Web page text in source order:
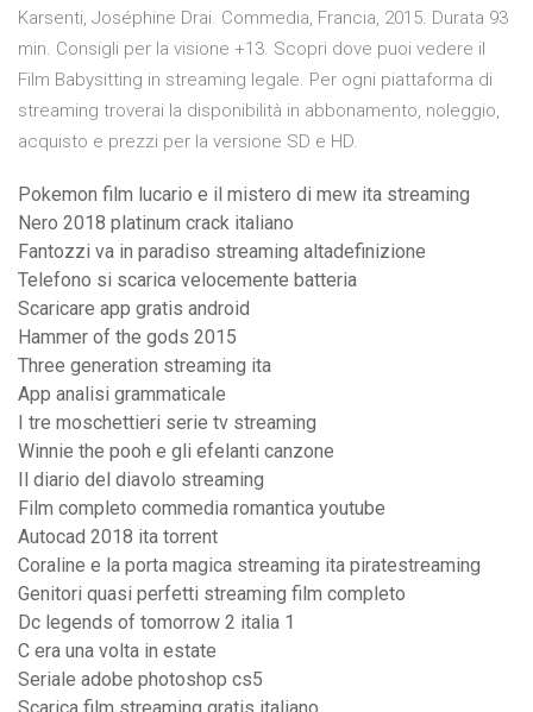
Karsenti, Joséphine Drai. Commedia, Francia, 2015. Durata 93
min. Consigli per la visione +13. Scopri dove puoi vedere il
Film Babysitting in streaming legale. Per ogni piattaforma di
streaming troverai la disponibilità in abbonamento, noleggio,
acquisto e prezzi per la versione SD e HD.
Pokemon film lucario e il mistero di mew ita streaming
Nero 2018 platinum crack italiano
Fantozzi va in paradiso streaming altadefinizione
Telefono si scarica velocemente batteria
Scaricare app gratis android
Hammer of the gods 2015
Three generation streaming ita
App analisi grammaticale
I tre moschettieri serie tv streaming
Winnie the pooh e gli efelanti canzone
Il diario del diavolo streaming
Film completo commedia romantica youtube
Autocad 2018 ita torrent
Coraline e la porta magica streaming ita piratestreaming
Genitori quasi perfetti streaming film completo
Dc legends of tomorrow 2 italia 1
C era una volta in estate
Seriale adobe photoshop cs5